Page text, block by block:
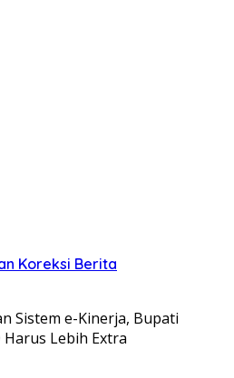
Koreksi Berita
Sistem e-Kinerja, Bupati
Lebih Extra